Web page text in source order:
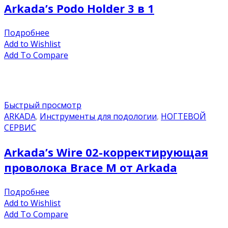
Arkada’s Podo Holder 3 в 1
Подробнее
Add to Wishlist
Add To Compare
Быстрый просмотр
ARKADA, Инструменты для подологии, НОГТЕВОЙ
СЕРВИС
Arkada’s Wire 02-корректирующая
проволока Brace M от Arkada
Подробнее
Add to Wishlist
Add To Compare